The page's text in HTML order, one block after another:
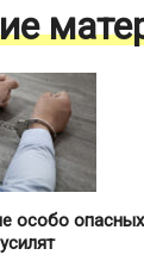
особо опасных